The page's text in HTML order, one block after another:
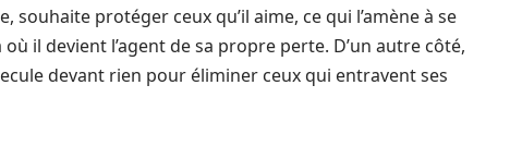
souhaite protéger ceux qu’il aime, ce qui l’amène à se
il devient l’agent de sa propre perte. D’un autre côté,
devant rien pour éliminer ceux qui entravent ses